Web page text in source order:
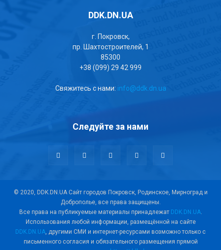
DDK.DN.UA
г. Покровск,
пр. Шахтостроителей, 1
85300
+38 (099) 29 42 999
Свяжитесь с нами: info@ddk.dn.ua
Следуйте за нами
© 2020, DDK.DN.UA Сайт городов Покровск, Родинское, Мирноград и
Доброполье, все права защищены.
Все права на публикуемые материалы принадлежат DDK.DN.UA.
Использования любой информации, размещённой на сайте
DDK.DN.UA , другими СМИ и интернет-ресурсами возможно только с
письменного согласия и обязательного размещения прямой